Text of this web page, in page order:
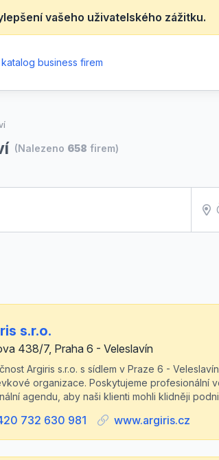
vašeho uživatelského zážitku.
katalog business firem
(Nalezeno 658 firem)
s.r.o.
438/7, Praha 6 - Veleslavín
Argiris s.r.o. s sídlem v Praze 6 -
organizace. Poskytujeme profesionální
agendu, aby naši klienti mohli klidněji
732 630 981 www.argiris.cz